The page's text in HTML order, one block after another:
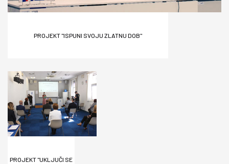
PROJEKT ''ISPUNI SVOJU ZLATNU DOB''
PROJEKT ''UKLJUČI SE